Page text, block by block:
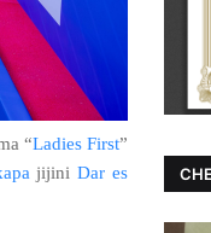
“Ladies First”
jijiniDar es